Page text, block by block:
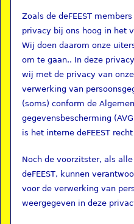
Zoals de deFEEST
privacy bij ons hoog in het
Wij doen daarom onze
om te gaan.. In deze
wij met de privacy van
verwerking van
(soms) conform de
gegevensbescherming
is het interne deFEEST
Noch de voorzitster, als
deFEEST, kunnen
voor de verwerking van
weergegeven in deze